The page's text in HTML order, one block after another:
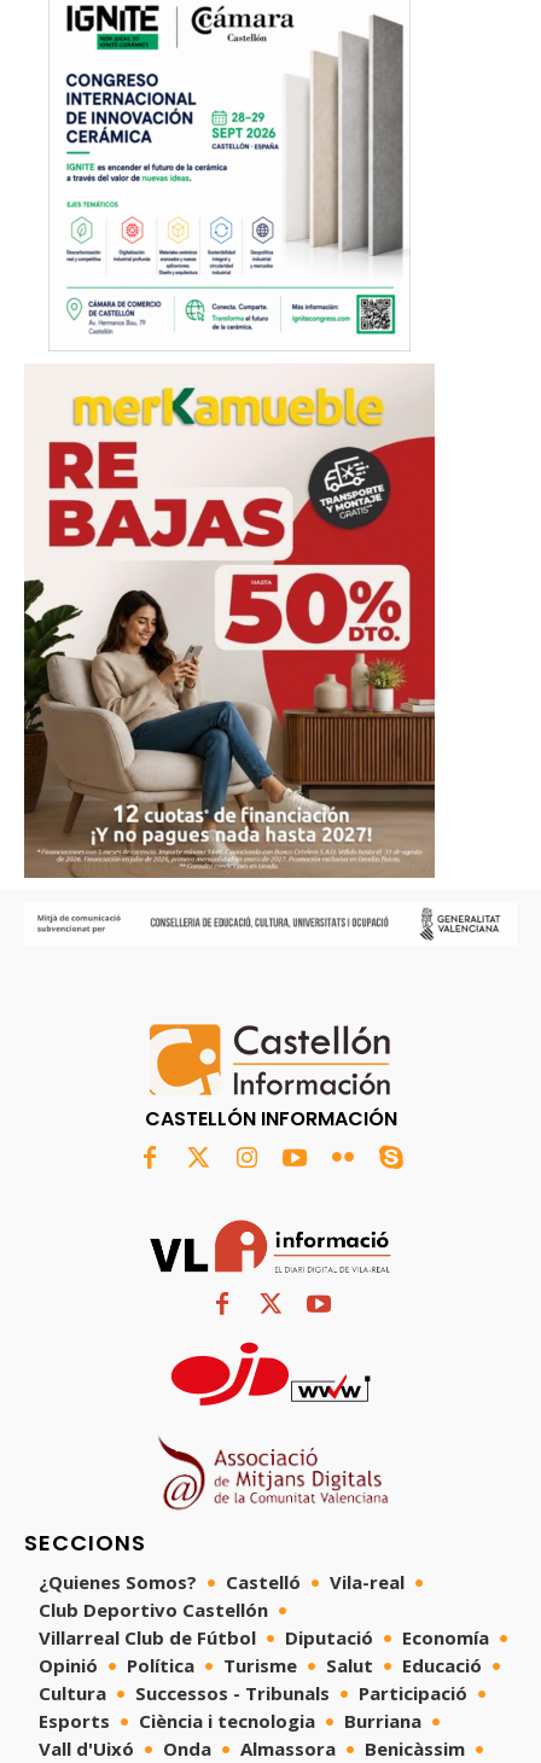
CASTELLÓN INFORMACIÓN
SECCIONS
¿Quienes Somos? Castelló
Vila-real
Club Deportivo Castellón
Villarreal Club de Fútbol
Diputació
Economía
Opinió
Política Turisme Salut
Educació
Cultura
Successos - Tribunals
Participació
Esports
Ciència i tecnologia
Burriana
Vall d'Uixó
Onda Almassora
Benicàssim